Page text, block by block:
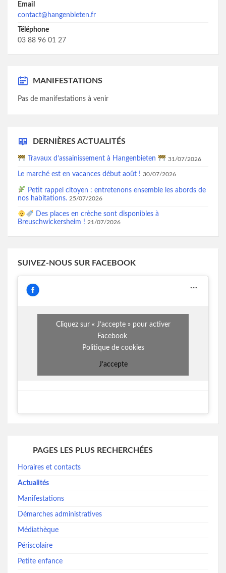
Email
contact@hangenbieten.fr
Téléphone
03 88 96 01 27
MANIFESTATIONS
Pas de manifestations à venir
DERNIÈRES ACTUALITÉS
Travaux d’assainissement à Hangenbieten 31/07/2026
Le marché est en vacances début août ! 30/07/2026
Petit rappel citoyen : entretenons ensemble les abords de
nos habitations. 25/07/2026
Des places en crèche sont disponibles à
Breuschwickersheim ! 21/07/2026
SUIVEZ-NOUS SUR FACEBOOK
Cliquez sur « J’accepte » pour activer
Facebook
Politique de cookies
J’accepte
PAGES LES PLUS RECHERCHÉES
Horaires et contacts
Actualités
Manifestations
Démarches administratives
Médiathèque
Périscolaire
Petite enfance